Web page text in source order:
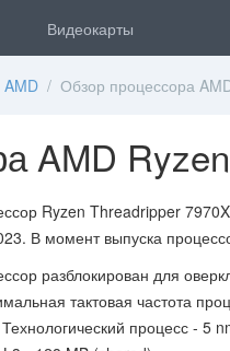
Видеокарты
/ Обзор процессора
AMD
Ryzen Threadripper
В момент выпуска
разблокирован для
тактовая частота
процесс - 5